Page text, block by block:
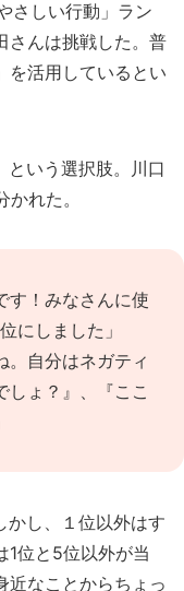
さしい行動」ラン
さんは挑戦した。普
を活用しているとい
いう選択肢。川口
れた。
す！みなさんに使
にしました」
。自分はネガティ
しょ？』、『ここ
し、１位以外はす
1位と5位以外が当
近なことからちょっ